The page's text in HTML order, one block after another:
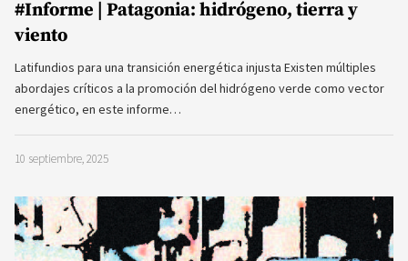
#Informe | Patagonia: hidrógeno, tierra y
viento
Latifundios para una transición energética injusta Existen múltiples
abordajes críticos a la promoción del hidrógeno verde como vector
energético, en este informe…
10 septiembre, 2025